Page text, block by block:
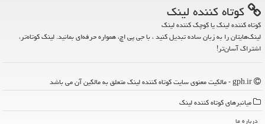
كوتاه كننده لینك
کوتاه کننده لینک یا کوچک کننده لینک
لینک‌هایتان را به زبان ساده تبدیل کنید ، با جی پی اچ، همواره حرفه‌ای بمانید. لینک کوتاه‌تر،
اشتراک آسان‌تر!
میانبرهای كوتاه كننده لینك
درباره ما